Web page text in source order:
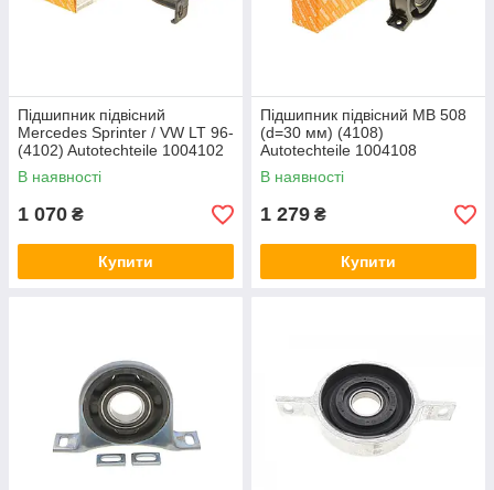
Підшипник підвісний
Mercedes Sprinter / VW LT 96-
(4102) Autotechteile 1004102
В наявності
1 070 ₴
Купити
Підшипник підвісний МВ 508
(d=30 мм) (4108)
Autotechteile 1004108
В наявності
1 279 ₴
Купити